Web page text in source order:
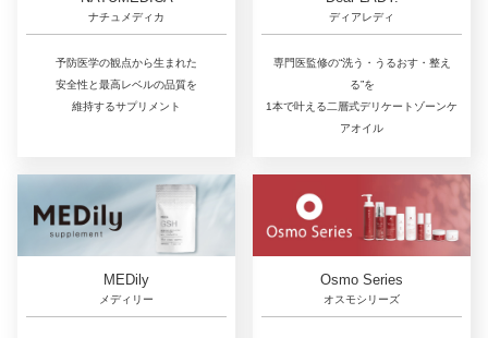
ナチュメディカ
予防医学の観点から生まれた
安全性と最高レベルの品質を
維持するサプリメント
ディアレディ
専門医監修の“洗う・うるおす・整え
る”を
1本で叶える二層式デリケートゾーンケ
アオイル
MEDily
メディリー
Osmo Series
オスモシリーズ